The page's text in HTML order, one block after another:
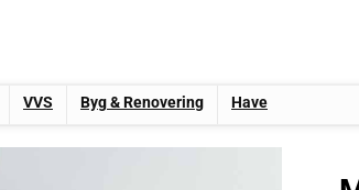
VVS Byg & Renovering Have